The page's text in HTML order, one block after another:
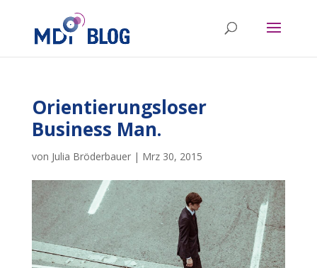
Orientierungsloser
Business Man.
von Julia Bröderbauer| Mrz 30, 2015